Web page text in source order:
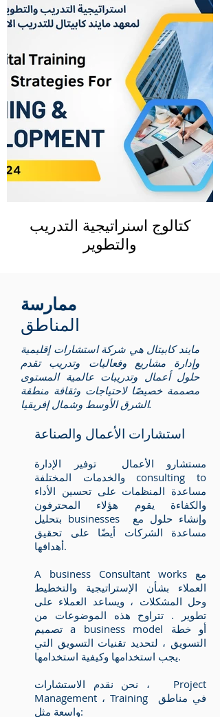
كتالوج اسنراتيجية التدريب
والتطوير
ممارسة
المناطق
مايند كابيتال هي شركة استشارات إقليمية
وإدارة مشاريع وفعاليات وتدريب تقدم
حلول أعمال وتدريبات عالمية المستوى
مصممة خصيصًا لاحتياجات وثقافة منطقة
الشرق الأوسط وشمال إفريقيا.
استشارات الأعمال والصناعة
مستشارو الأعمال توفير الإدارة
والخدمات المختلفة consulting to
مساعدة المنظمات على تحسين الأداء
والكفاءة يقوم هؤلاء المحترفون
بتحليل businesses وإنشاء حلول مع
مساعدة الشركات أيضًا على تحقيق
أهدافها.
A business Consultant works مع
العملاء بشأن الإستراتيجية والتخطيط
وحل المشكلات ، ويساعد العملاء على
تطوير . تتراوح هذه الموضوعات من
تصميم a business model أو خطة
التسويق ، لتحديد تقنيات التسويق التي
يجب استخدامها وكيفية استخدامها.
نحن نقدم الاستشارات ، Project
Management ، Training في مناطق
واسعة مثل: